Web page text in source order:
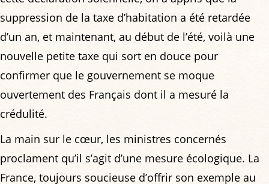
suppression de la taxe d’habitation a été retardée
d’un an, et maintenant, au début de l’été, voilà une
nouvelle petite taxe qui sort en douce pour
confirmer que le gouvernement se moque
ouvertement des Français dont il a mesuré la
crédulité.
La main sur le cœur, les ministres concernés
proclament qu’il s’agit d’une mesure écologique. La
France, toujours soucieuse d’offrir son exemple au